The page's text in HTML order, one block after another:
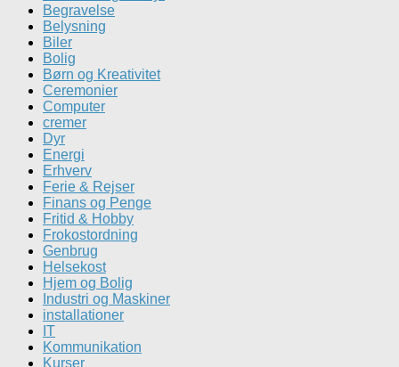
Begravelse
Belysning
Biler
Bolig
Børn og Kreativitet
Ceremonier
Computer
cremer
Dyr
Energi
Erhverv
Ferie & Rejser
Finans og Penge
Fritid & Hobby
Frokostordning
Genbrug
Helsekost
Hjem og Bolig
Industri og Maskiner
installationer
IT
Kommunikation
Kurser